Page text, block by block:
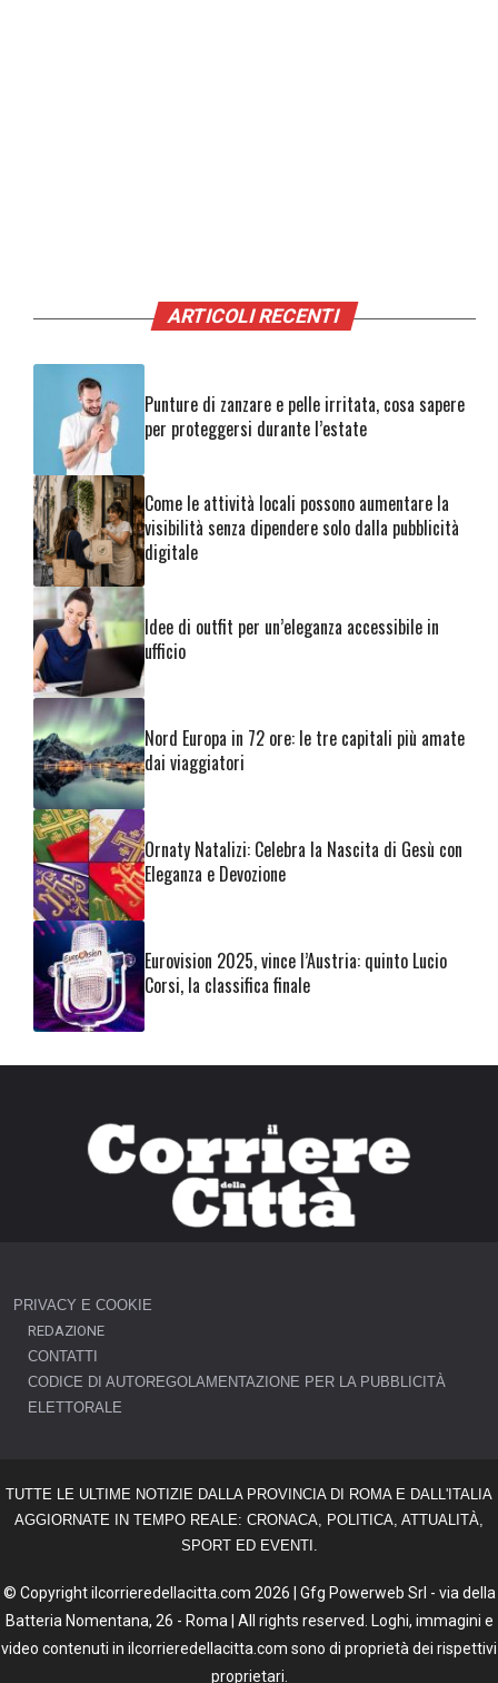
ARTICOLI RECENTI
Punture di zanzare e pelle irritata, cosa sapere
per proteggersi durante l’estate
Come le attività locali possono aumentare la
visibilità senza dipendere solo dalla pubblicità
digitale
Idee di outfit per un’eleganza accessibile in
ufficio
Nord Europa in 72 ore: le tre capitali più amate
dai viaggiatori
Ornaty Natalizi: Celebra la Nascita di Gesù con
Eleganza e Devozione
Eurovision 2025, vince l’Austria: quinto Lucio
Corsi, la classifica finale
PRIVACY E COOKIE
REDAZIONE
CONTATTI
CODICE DI AUTOREGOLAMENTAZIONE PER LA PUBBLICITÀ
ELETTORALE
TUTTE LE ULTIME NOTIZIE DALLA PROVINCIA DI ROMA E DALL'ITALIA
AGGIORNATE IN TEMPO REALE: CRONACA, POLITICA, ATTUALITÀ,
SPORT ED EVENTI.
© Copyright ilcorrieredellacitta.com 2026 | Gfg Powerweb Srl - via della
Batteria Nomentana, 26 - Roma | All rights reserved. Loghi, immagini e
video contenuti in ilcorrieredellacitta.com sono di proprietà dei rispettivi
proprietari.